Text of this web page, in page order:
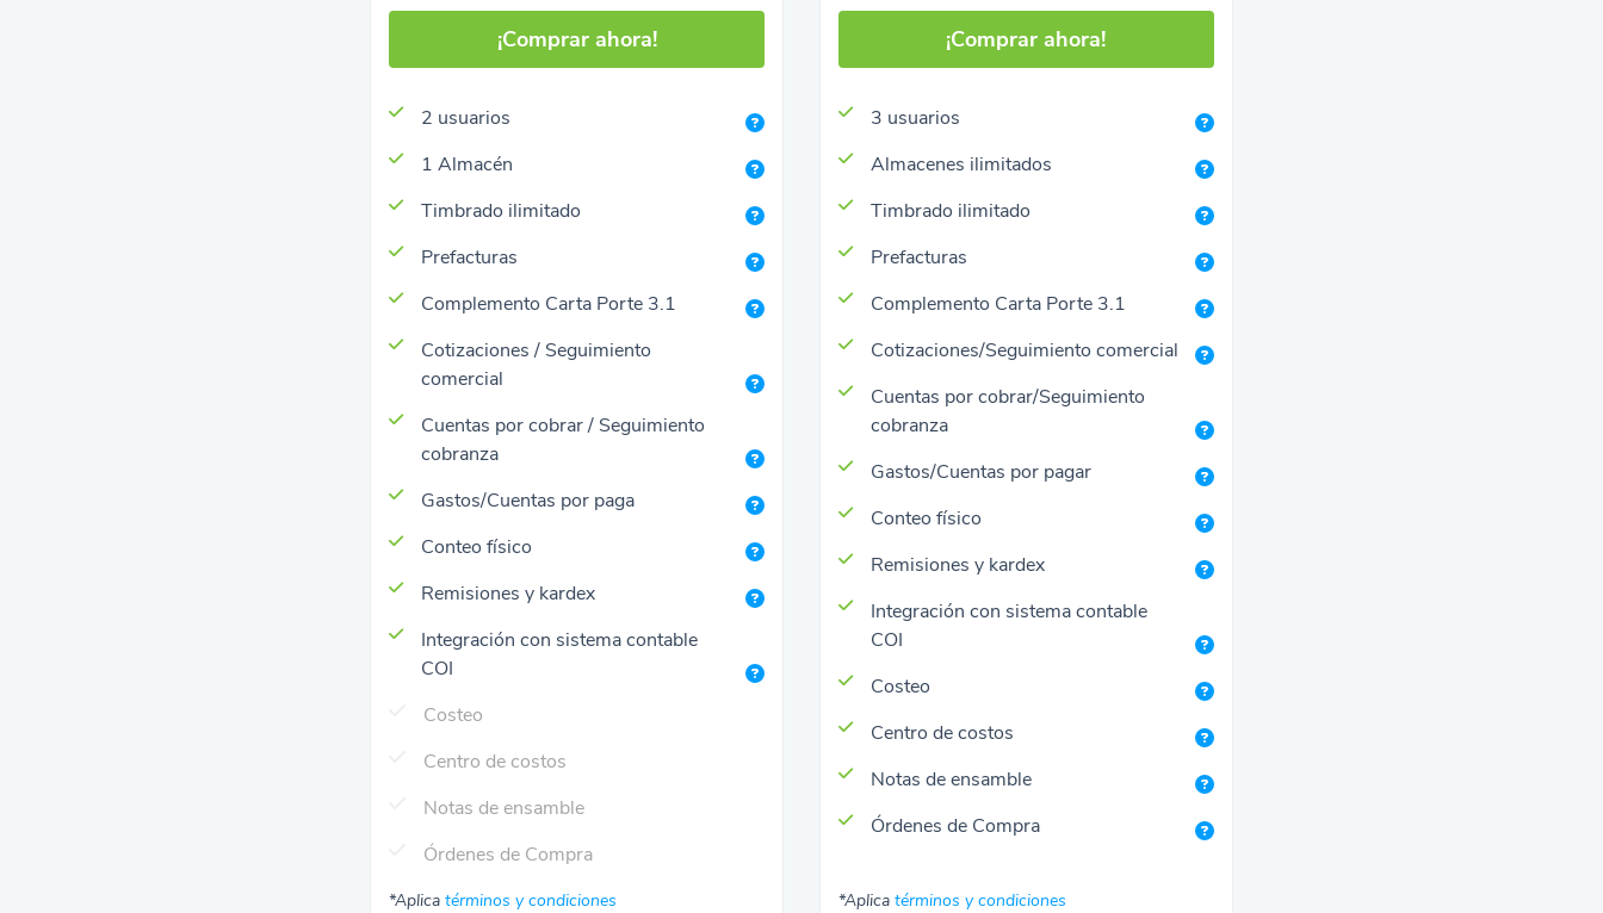
¡Comprar ahora!
2 usuarios
1 Almacén
Timbrado ilimitado
Prefacturas
Complemento Carta Porte 3.1
Cotizaciones / Seguimiento
comercial
Cuentas por cobrar / Seguimiento
cobranza
Gastos/Cuentas por paga
Conteo físico
Remisiones y kardex
Integración con sistema contable
COI
Costeo
Centro de costos
Notas de ensamble
Órdenes de Compra
*Aplicatérminos y condiciones
¡Comprar ahora!
3 usuarios
Almacenes ilimitados
Timbrado ilimitado
Prefacturas
Complemento Carta Porte 3.1
Cotizaciones/Seguimiento comercial
Cuentas por cobrar/Seguimiento
cobranza
Gastos/Cuentas por pagar
Conteo físico
Remisiones y kardex
Integración con sistema contable
COI
Costeo
Centro de costos
Notas de ensamble
Órdenes de Compra
*Aplica términos y condiciones